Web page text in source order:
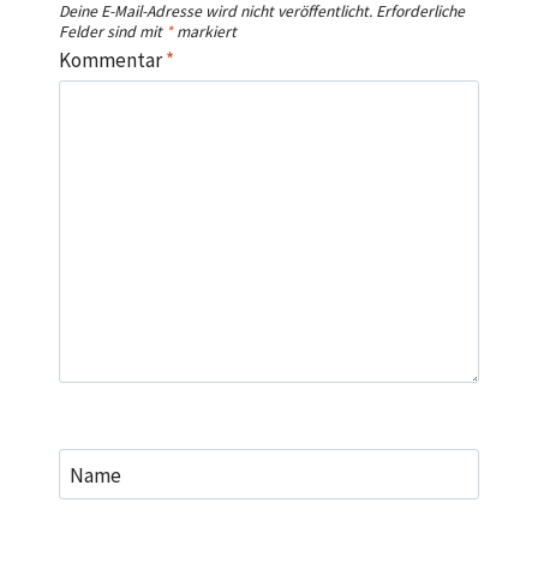
Deine E-Mail-Adresse wird nicht veröffentlicht. Erforderliche
Felder sind mit *markiert
Kommentar*
Name